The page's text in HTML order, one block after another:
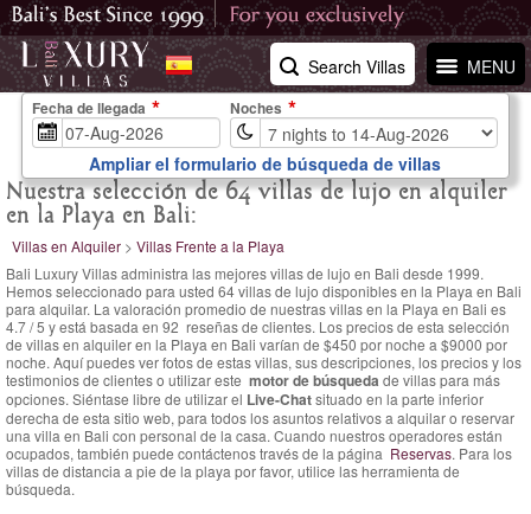
MENU
Search Villas
Nuestra selección de 64 villas de lujo en alquiler
en la Playa en Bali:
Villas en Alquiler > Villas Frente a la Playa
Bali Luxury Villas administra las mejores villas de lujo en Bali desde 1999.
Hemos seleccionado para usted 64 villas de lujo disponibles en la Playa en Bali
para alquilar. La valoración promedio de nuestras villas en la Playa en Bali es
4.7/5 y está basada en 92 reseñas de clientes. Los precios de esta selección
de villas en alquiler en la Playa en Bali varían de $450 por noche a $9000 por
noche. Aquí puedes ver fotos de estas villas, sus descripciones, los precios y los
testimonios de clientes o utilizar este motor de búsqueda de villas para más
opciones. Siéntase libre de utilizar el Live-Chatsituado en la parte inferior
derecha de esta sitio web, para todos los asuntos relativos a alquilar o reservar
una villa en Bali con personal de la casa. Cuando nuestros operadores están
ocupados, también puede contáctenos través de la página Reservas. Para los
villas de distancia a pie de la playa por favor, utilice las herramienta de
búsqueda.
Fecha de llegada Noches
Ampliar el formulario de búsqueda de villas